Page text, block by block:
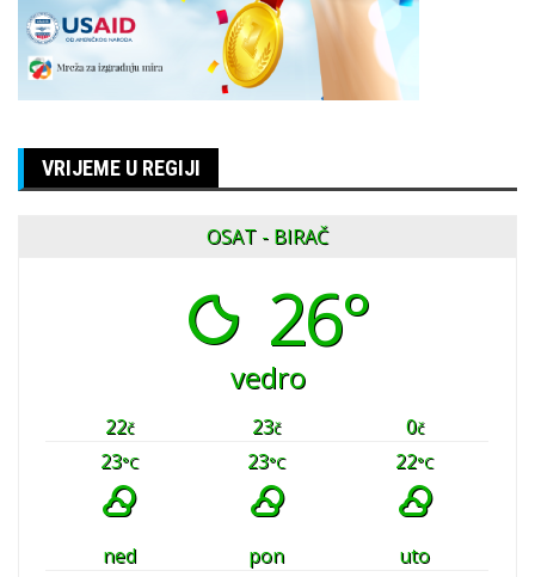
VRIJEME U REGIJI
OSAT - BIRAČ
26°
vedro
22č 23č 0č
23°C 23°C 22°C
ned pon
uto